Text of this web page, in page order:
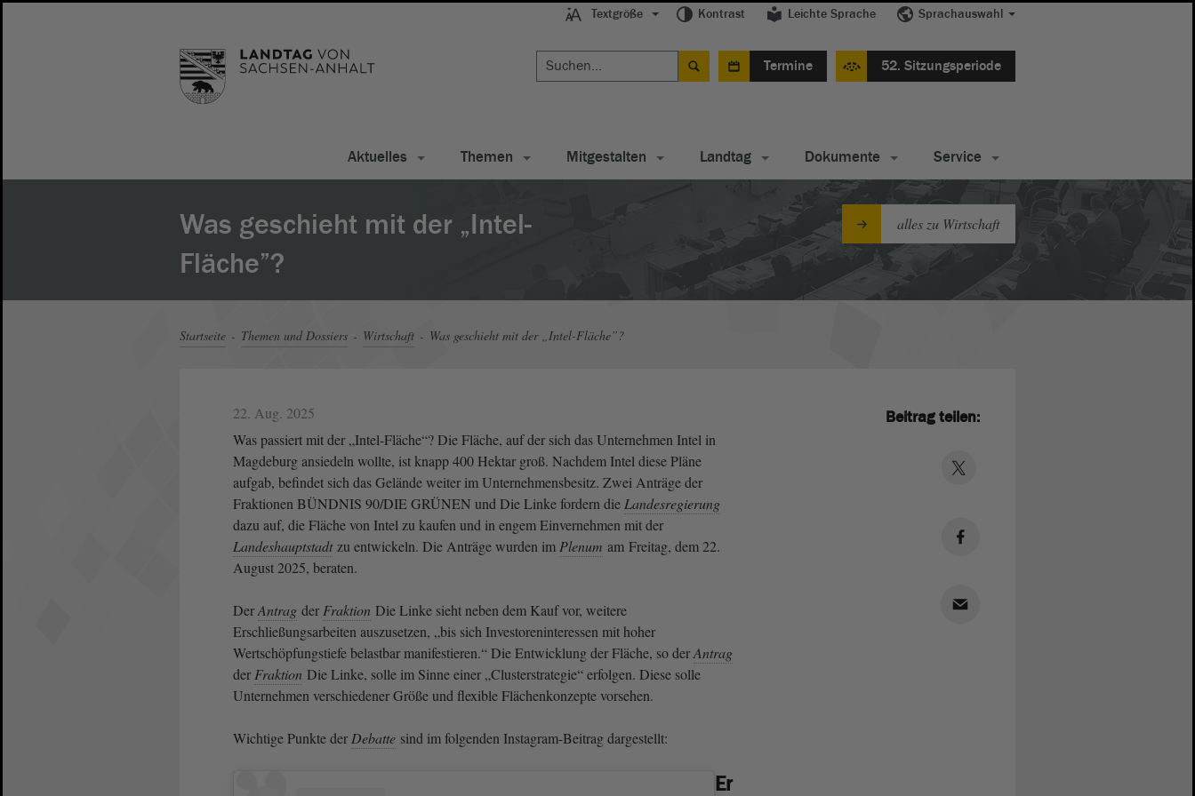
Textgröße Kontrast Leichte Sprache Sprachauswahl
Termine 52. Sitzungsperiode
Aktuelles Themen Mitgestalten Landtag Dokumente Service
Was geschieht mit der „Intel-
Fläche”?
alles zu Wirtschaft
Startseite Themen und Dossiers Wirtschaft Was geschieht mit der „Intel-Fläche”?
22. Aug. 2025
Was passiert mit der „Intel-Fläche“? Die Fläche, auf der sich das Unternehmen Intel in
Magdeburg ansiedeln wollte, ist knapp 400 Hektar groß. Nachdem Intel diese Pläne
aufgab, befindet sich das Gelände weiter im Unternehmensbesitz. Zwei Anträge der
Fraktionen BÜNDNIS 90/DIE GRÜNEN und Die Linke fordern die Landesregierung
dazu auf, die Fläche von Intel zu kaufen und in engem Einvernehmen mit der
Landeshauptstadt zu entwickeln. Die Anträge wurden im Plenum am Freitag, dem 22.
August 2025, beraten.
DerAntrag der Fraktion Die Linke sieht neben dem Kauf vor, weitere
Erschließungsarbeiten auszusetzen, „bis sich Investoreninteressen mit hoher
Wertschöpfungstiefe belastbar manifestieren.“ Die Entwicklung der Fläche, so derAntrag
der Fraktion Die Linke, solle im Sinne einer „Clusterstrategie“ erfolgen. Diese solle
Unternehmen verschiedener Größe und flexible Flächenkonzepte vorsehen.
Wichtige Punkte der Debatte sind im folgenden Instagram-Beitrag dargestellt:
Er
Beitrag teilen: